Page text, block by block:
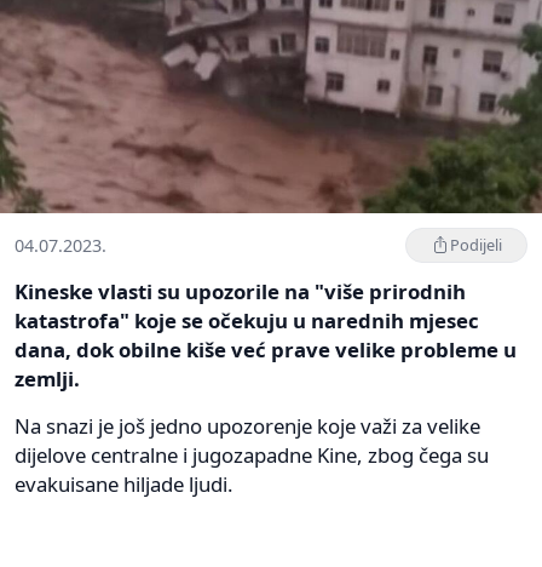
04.07.2023. Podijeli
Kineske vlasti su upozorile na "više prirodnih
katastrofa" koje se očekuju u narednih mjesec
dana, dok obilne kiše već prave velike probleme u
zemlji.
Na snazi je još jedno upozorenje koje važi za velike
dijelove centralne i jugozapadne Kine, zbog čega su
evakuisane hiljade ljudi.